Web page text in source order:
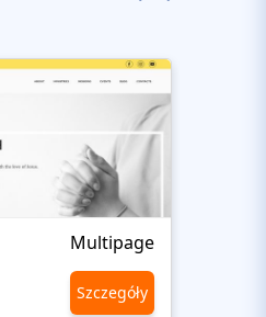
Multipage
Szczegóły